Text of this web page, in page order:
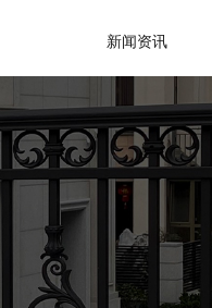
新闻资讯